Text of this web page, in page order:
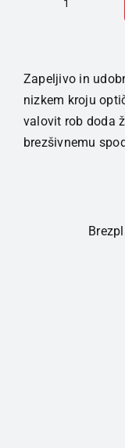
hlačke
tangice
ženske
Zapeljivo in
nizkem kroju
valovit rob doda
brezšivnemu